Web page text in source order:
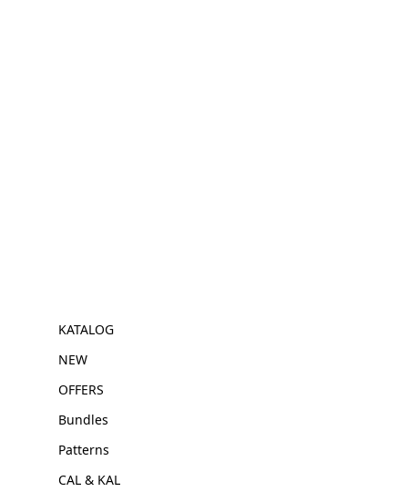
KATALOG
NEW
OFFERS
Bundles
Patterns
CAL & KAL